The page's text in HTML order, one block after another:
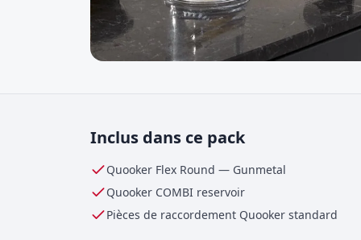
Inclus dans ce pack
Quooker Flex Round — Gunmetal
Quooker COMBI reservoir
Pièces de raccordement Quooker standard